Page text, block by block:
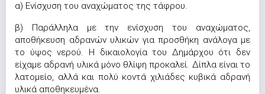
α) Ενίσχυση του αναχώματος της τάφρου.
β) Παράλληλα με την ενίσχυση του αναχώματος,
αποθήκευση αδρανών υλικών για προσθήκη ανάλογα με
το ύψος νερού. Η δικαιολογία του Δημάρχου ότι δεν
είχαμε αδρανή υλικά μόνο θλίψη προκαλεί. Δίπλα είναι το
λατομείο, αλλά και πολύ κοντά χιλιάδες κυβικά αδρανή
υλικά αποθηκευμένα.